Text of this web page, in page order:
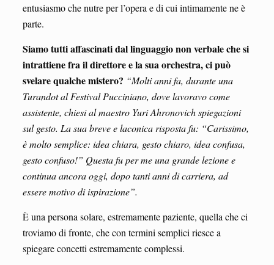
entusiasmo che nutre per l’opera e di cui intimamente ne è
parte.
Siamo tutti affascinati dal linguaggio non verbale che si
intrattiene fra il direttore e la sua orchestra, ci può
svelare qualche mistero? “Molti anni fa, durante una
Turandot al Festival Pucciniano, dove lavoravo come
assistente, chiesi al maestro Yuri Ahronovich spiegazioni
sul gesto. La sua breve e laconica risposta fu: “Carissimo,
è molto semplice: idea chiara, gesto chiaro, idea confusa,
gesto confuso!” Questa fu per me una grande lezione e
continua ancora oggi, dopo tanti anni di carriera, ad
essere motivo di ispirazione”.
È una persona solare, estremamente paziente, quella che ci
troviamo di fronte, che con termini semplici riesce a
spiegare concetti estremamente complessi.